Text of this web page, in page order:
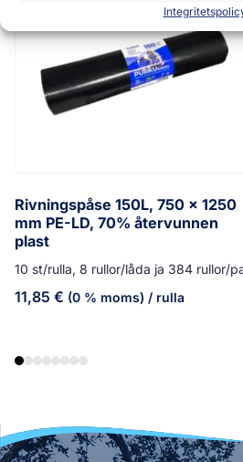
Rivningspåse 150L, 750 x 1250
mm PE-LD, 70% återvunnen
plast
10 st/rulla, 8 rullor/låda ja 384 rullor/
11,85 € (0 % moms) / rulla